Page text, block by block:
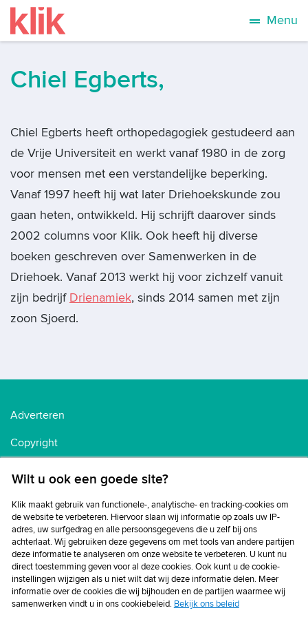
Menu
Chiel Egberts,
Chiel Egberts heeft orthopedagogiek gestudeerd aan
de Vrije Universiteit en werkt vanaf 1980 in de zorg
voor mensen met een verstandelijke beperking.
Vanaf 1997 heeft hij wat later Driehoekskunde zou
gaan heten, ontwikkeld. Hij schrijft daarover sinds
2002 columns voor Klik. Ook heeft hij diverse
boeken geschreven over Samenwerken in de
Driehoek. Vanaf 2013 werkt hij voor zichzelf vanuit
zijn bedrijf Drienamiek, sinds 2014 samen met zijn
zoon Sjoerd.
Adverteren
Copyright
Cookiebeleid
Privacybeleid
Disclaimer
Wilt u ook een goede site?
Klik maakt gebruik van functionele-, analytische- en tracking-cookies om
de website te verbeteren. Hiervoor slaan wij informatie op zoals uw IP-
adres, uw surfgedrag en alle persoonsgegevens die u zelf bij ons
achterlaat. Wij gebruiken deze gegevens om met tools van andere partijen
deze informatie te analyseren om onze website te verbeteren. U kunt nu
direct toestemming geven voor al deze cookies. Ook kunt u de cookie-
instellingen wijzigen als u niet wilt dat wij deze informatie delen. Meer
informatie over de cookies die wij bijhouden en de partijen waarmee wij
samenwerken vindt u in ons cookiebeleid. Bekijk ons beleid